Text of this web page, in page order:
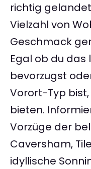
richtig
Vielzahl von
Geschmack
Egal ob du
bevorzugst
Vorort-Typ
bieten.
Vorzüge der
Caversham,
idyllische